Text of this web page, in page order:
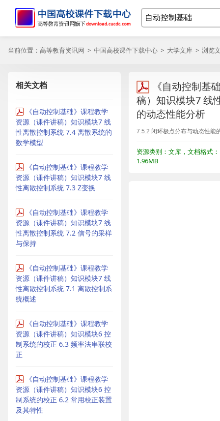
当前位置： 高等教育资讯网 > 中国高校课件下载中心 > 大学文库 > 浏览
相关文档
《自动控制基础》课程教学
资源（课件讲稿）知识模块7 线
性离散控制系统 7.4 离散系统的
数学模型
《自动控制基础》课程教学
资源（课件讲稿）知识模块7 线
性离散控制系统 7.3 Z变换
《自动控制基础》课程教学
资源（课件讲稿）知识模块7 线
性离散控制系统 7.2 信号的采样
与保持
《自动控制基础》课程教学
资源（课件讲稿）知识模块7 线
性离散控制系统 7.1 离散控制系
统概述
《自动控制基础》课程教学
资源（课件讲稿）知识模块6 控
制系统的校正 6.3 频率法串联校
正
《自动控制基础》课程教学
资源（课件讲稿）知识模块6 控
制系统的校正 6.2 常用校正装置
及其特性
《自动控制基
稿）知识模块7 线
的动态性能分析
7.5.2 闭环极点分布与动态性能
资源类别：文库，文档格式
1.96MB